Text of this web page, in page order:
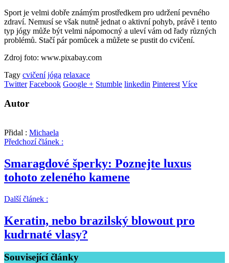
Sport je velmi dobře známým prostředkem pro udržení pevného
zdraví. Nemusí se však nutně jednat o aktivní pohyb, právě i tento
typ jógy může být velmi nápomocný a uleví vám od řady různých
problémů. Stačí pár pomůcek a můžete se pustit do cvičení.
Zdroj foto: www.pixabay.com
Tagy cvičení jóga relaxace
Twitter Facebook Google + Stumble linkedin Pinterest Více
Autor
Přidal : Michaela
Předchozí článek :
Smaragdové šperky: Poznejte luxus
tohoto zeleného kamene
Další článek :
Keratin, nebo brazilský blowout pro
kudrnaté vlasy?
Související články